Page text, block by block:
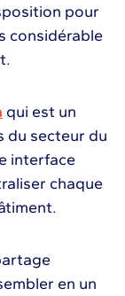
pour
considérable
qui est un
du secteur du
interface
chaque
en un